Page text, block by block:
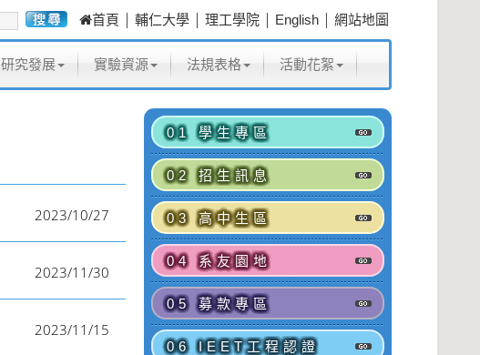
首頁 | 輔仁大學 | 理工學院 | English | 網站地圖
研究發展 實驗資源 法規表格 活動花絮
2023/10/27
2023/11/30
2023/11/15
01 學生專區
02 招生訊息
03 高中生區
04 系友園地
05 募款專區
06 IEET工程認證